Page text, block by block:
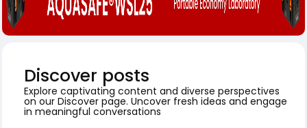
Discover posts
Explore captivating content and diverse perspectives
on our Discover page. Uncover fresh ideas and engage
in meaningful conversations